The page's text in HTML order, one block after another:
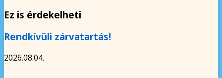
Ez is érdekelheti
Rendkívüli zárvatartás!
2026.08.04.